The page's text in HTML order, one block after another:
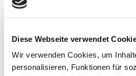
Diese Webseite verwendet
Wir verwenden Cookies, um
personalisieren, Funktionen für